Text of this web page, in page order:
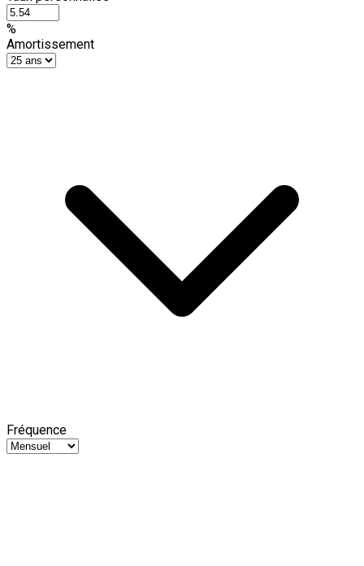
%
Amortissement
Fréquence